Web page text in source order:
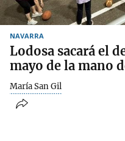
NAVARRA
Lodosa sacará el
mayo de la mano
María San Gil